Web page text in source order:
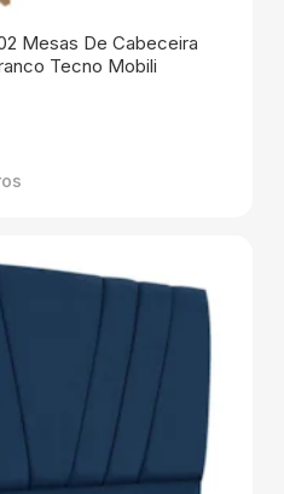
Mesas De Cabeceira
Tecno Mobili